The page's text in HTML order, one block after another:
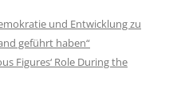
und Entwicklung zu
geführt haben“
Figures‘ Role During the